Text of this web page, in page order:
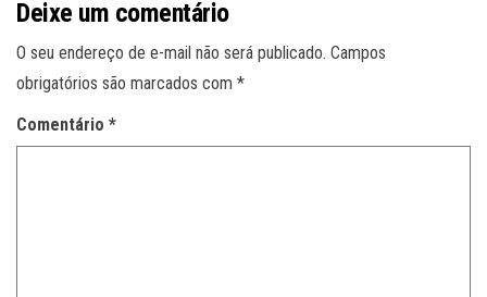
Deixe um comentário
O seu endereço de e-mail não será publicado. Campos
obrigatórios são marcados com *
Comentário *